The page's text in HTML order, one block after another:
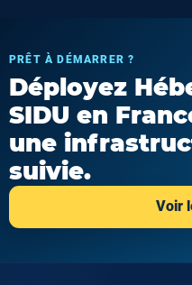
PRÊT À DÉMARRER ?
Déployez
SIDU en
une
suivie.
Voir